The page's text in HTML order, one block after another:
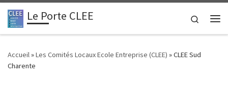
Passer au contenu
Le Porte CLEE
Search
Accueil»Les Comités Locaux Ecole Entreprise (CLEE) »CLEE Sud
Charente